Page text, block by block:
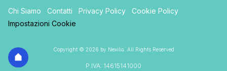
Chi Siamo Contatti Privacy Policy
Cookie Policy
Impostazioni Cookie
Copyright © 2026 by Nexilia. All Rights Reserved
P.IVA: 14615141000